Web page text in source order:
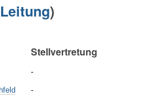
Leitung)
Stellvertretung
-
-